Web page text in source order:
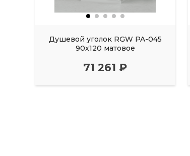
Душевой уголок RGW PA-045
90х120 матовое
71 261 ₽